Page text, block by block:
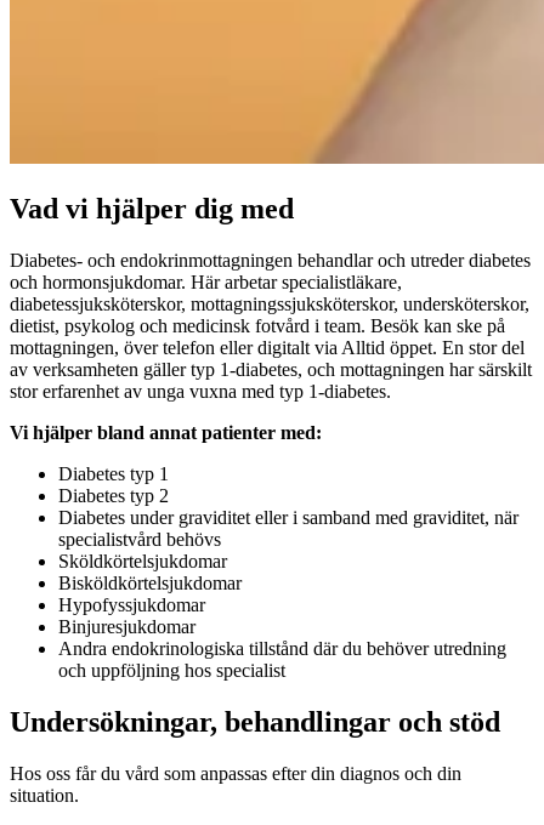
Vad vi hjälper dig med
Diabetes- och endokrinmottagningen behandlar och utreder diabetes
och hormonsjukdomar. Här arbetar specialistläkare,
diabetessjuksköterskor, mottagningssjuksköterskor, undersköterskor,
dietist, psykolog och medicinsk fotvård i team. Besök kan ske på
mottagningen, över telefon eller digitalt via Alltid öppet. En stor del
av verksamheten gäller typ 1-diabetes, och mottagningen har särskilt
stor erfarenhet av unga vuxna med typ 1-diabetes.
Vi hjälper bland annat patienter med:
Diabetes typ 1
Diabetes typ 2
Diabetes under graviditet eller i samband med graviditet, när
specialistvård behövs
Sköldkörtelsjukdomar
Bisköldkörtelsjukdomar
Hypofyssjukdomar
Binjuresjukdomar
Andra endokrinologiska tillstånd där du behöver utredning
och uppföljning hos specialist
Undersökningar, behandlingar och stöd
Hos oss får du vård som anpassas efter din diagnos och din
situation.